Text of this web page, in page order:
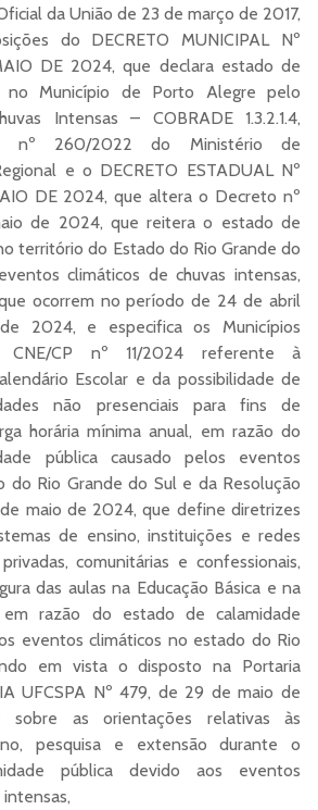
da União de 23 de março de 2017,
do DECRETO MUNICIPAL Nº
DE 2024, que declara estado de
no Município de Porto Alegre pelo
Intensas – COBRADE 1.3.2.1.4,
nº 260/2022 do Ministério de
e o DECRETO ESTADUAL Nº
DE 2024, que altera o Decreto nº
de 2024, que reitera o estado de
território do Estado do Rio Grande do
climáticos de chuvas intensas,
que ocorrem no período de 24 de abril
2024, e especifica os Municípios
CNE/CP nº 11/2024 referente à
Escolar e da possibilidade de
não presenciais para fins de
horária mínima anual, em razão do
pública causado pelos eventos
do Rio Grande do Sul e da Resolução
de maio de 2024, que define diretrizes
de ensino, instituições e redes
comunitárias e confessionais,
das aulas na Educação Básica e na
em razão do estado de calamidade
eventos climáticos no estado do Rio
em vista o disposto na Portaria
UFCSPA Nº 479, de 29 de maio de
sobre as orientações relativas às
pesquisa e extensão durante o
pública devido aos eventos